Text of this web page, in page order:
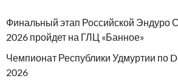
Финальный этап Российской Эндуро
2026 пройдет на ГЛЦ «Банное»
Чемпионат Республики Удмуртии по
2026